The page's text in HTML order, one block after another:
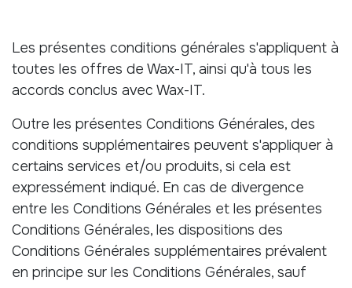
Les présentes conditions générales s'appliquent à
toutes les offres de Wax-IT, ainsi qu'à tous les
accords conclus avec Wax-IT.
Outre les présentes Conditions Générales, des
conditions supplémentaires peuvent s'appliquer à
certains services et/ou produits, si cela est
expressément indiqué. En cas de divergence
entre les Conditions Générales et les présentes
Conditions Générales, les dispositions des
Conditions Générales supplémentaires prévalent
en principe sur les Conditions Générales, sauf